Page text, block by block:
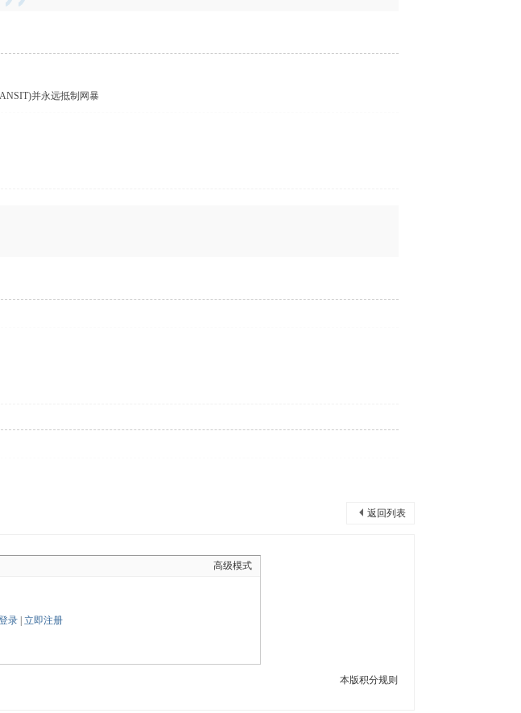
并永远抵制网暴
返回列表
高级模式
录 立即注册
本版积分规则